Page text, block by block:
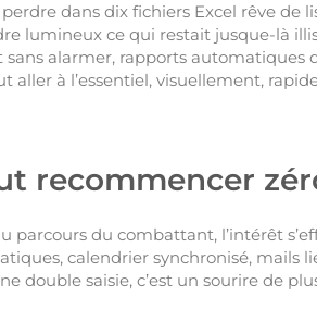
dans dix fichiers Excel rêve de
lumineux ce qui restait jusque-là
alarmer, rapports automatiques
aller à l’essentiel, visuellement,
recommencer
parcours du combattant, l’intérêt
calendrier synchronisé, mails
double saisie, c’est un sourire de